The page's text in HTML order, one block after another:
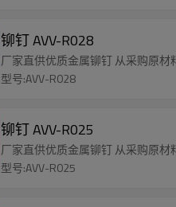
铆钉 AVV-R028
厂家直供优质金属铆钉 从采购原材
型号:AVV-R028
铆钉 AVV-R025
厂家直供优质金属铆钉 从采购原材
型号:AVV-R025